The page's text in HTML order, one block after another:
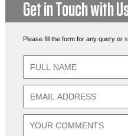
Get in Touch with
Please fill the form for any query or